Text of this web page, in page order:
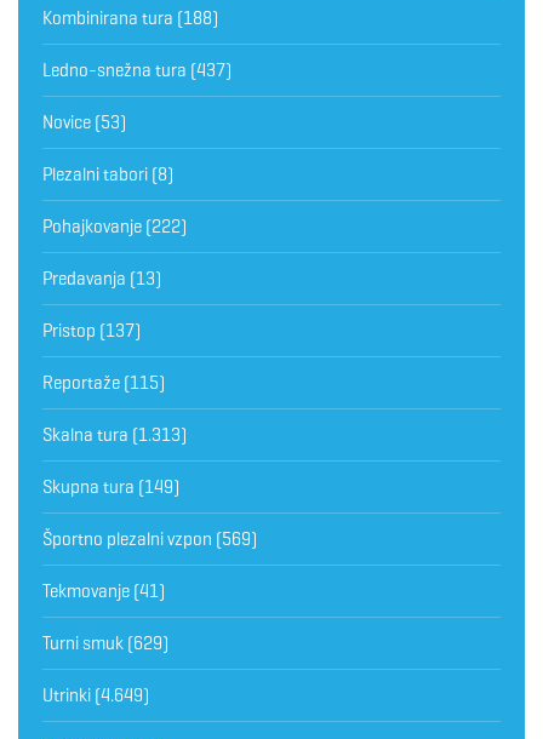
Kombinirana tura (188)
Ledno-snežna tura (437)
Novice (53)
Plezalni tabori (8)
Pohajkovanje (222)
Predavanja (13)
Pristop (137)
Reportaže (115)
Skalna tura (1.313)
Skupna tura (149)
Športno plezalni vzpon (569)
Tekmovanje (41)
Turni smuk (629)
Utrinki (4.649)